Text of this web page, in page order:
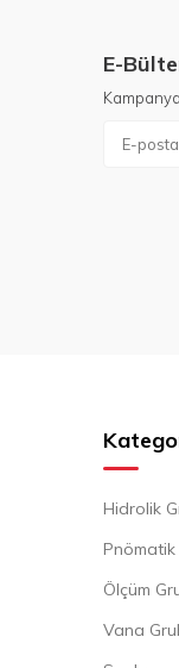
E-
Hidrolik
Pnömatik
Ölçüm
Vana